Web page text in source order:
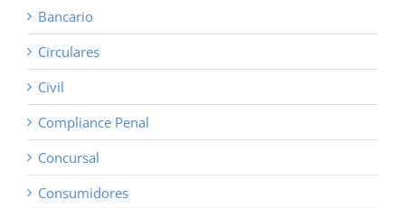
Bancario
Circulares
Civil
Compliance Penal
Concursal
Consumidores